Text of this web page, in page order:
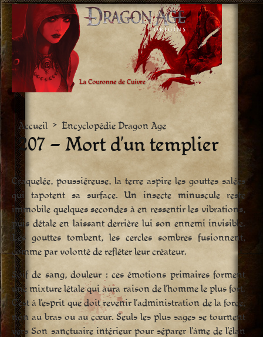
Aller
vers
le
contenu
Accueil > Encyclopédie Dragon Age
207 – Mort d’un templier
Craquelée, poussiéreuse, la terre aspire les gouttes salées
qui tapotent sa surface. Un insecte minuscule reste
immobile quelques secondes à en ressentir les vibrations,
puis détale en laissant derrière lui son ennemi invisible.
Les gouttes tombent, les cercles sombres fusionnent,
comme par volonté de refléter leur créateur.
Soif de sang, douleur : ces émotions primaires forment
une mixture létale qui aura raison de l’homme le plus fort.
C’est à l’esprit que doit revenir l’administration de la force,
non au bras ou au cœur. Seuls les plus sages se tournent
vers Son sanctuaire intérieur pour séparer l’âme de l’élan